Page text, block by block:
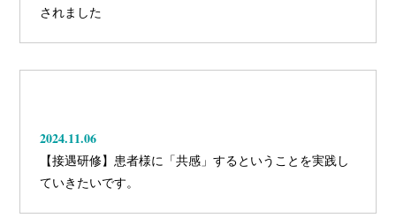
されました
2024.11.06
【接遇研修】患者様に「共感」するということを実践し
ていきたいです。